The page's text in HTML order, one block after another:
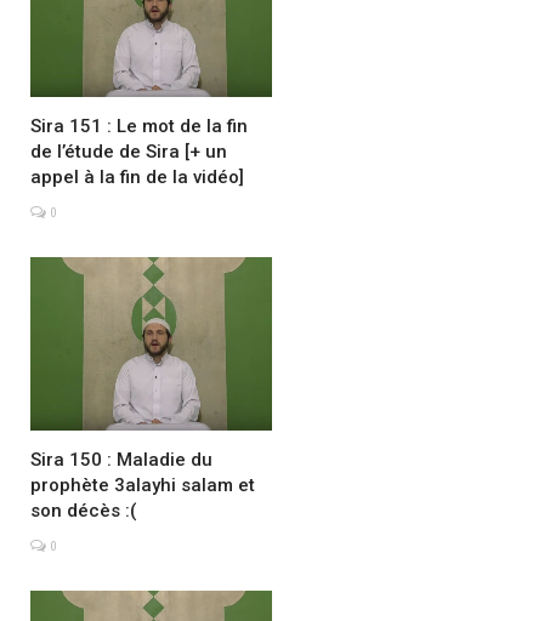
Sira 151 : Le mot de la fin
de l’étude de Sira [+ un
appel à la fin de la vidéo]
0
Sira 150 : Maladie du
prophète 3alayhi salam et
son décès :(
0